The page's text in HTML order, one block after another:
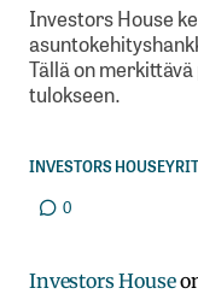
Investors House
Tällä on
tulokseen.
INVESTORS HOUSE
0
Investors House